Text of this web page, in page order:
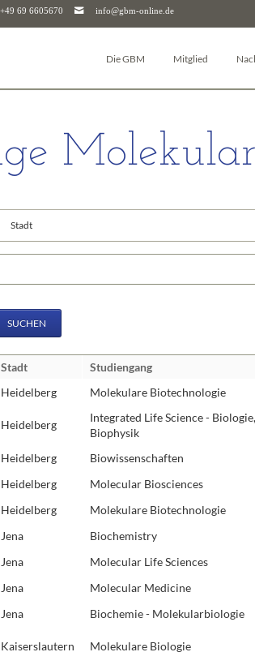
+49 69 6605670 info@gbm-online.de
Die GBM
Studiengruppen
GBM Young Investigators
Kontaktpersonen
Mitglied
Mitgliederjournal
SUCHEN
Stadt Studiengang
Heidelberg
Molekulare Biotechnologie
Heidelberg
Integrated Life Science -
Biophysik
Heidelberg Biowissenschaften
Heidelberg
Molecular Biosciences
Heidelberg
Molekulare Biotechnologie
Jena
Biochemistry
Jena
Molecular Life Sciences
Jena
Molecular Medicine
Jena
Biochemie - Molekularbiologie
Kaiserslautern Molekulare Biologie